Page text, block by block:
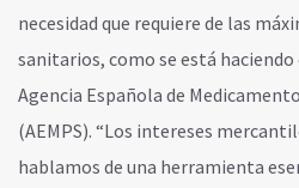
necesidad que requiere de las
sanitarios, como se está haciendo
Agencia Española de
(AEMPS). “Los intereses
hablamos de una herramienta